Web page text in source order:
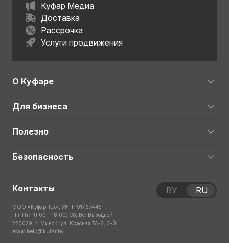
Куфар Медиа
Доставка
Рассрочка
Услуги продвижения
О Куфаре
Для бизнеса
Полезно
Безопасность
Контакты
ООО «Куфар Тех», УНП 191767445
Пн-Пт: 10:00 – 18:00; Сб, Вс: Выходной
220029, г. Минск, ул. Красная 7А-2, 3-й
этаж help@kufar.by
BY RU